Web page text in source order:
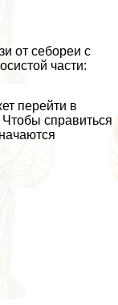
от себореи с
части:
перейти в
справиться